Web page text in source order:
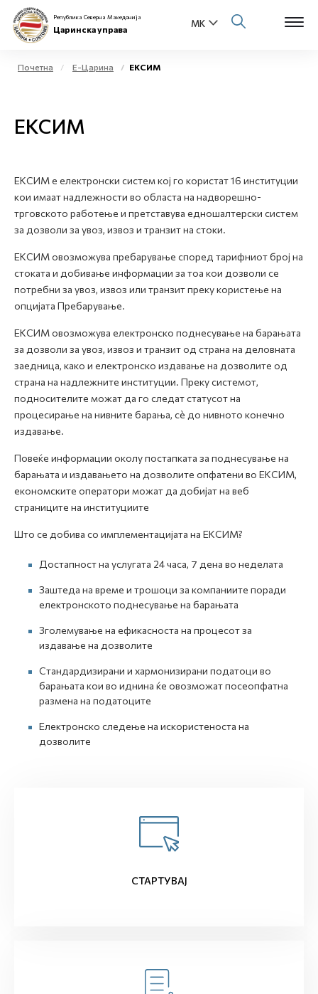
Бизнис заедница
Е-Царина
Република Северна Македонија
Царинска управа
Почетна Е-Царина ЕКСИМ
ЕКСИМ
ЕКСИМ e електронски систем кој го користат 16 институции
кои имаат надлежности во областа на надворешно-
трговското работење и претставува едношалтерски систем
за дозволи за увоз, извоз и транзит на стоки.
ЕКСИМ овозможува пребарување според тарифниот број на
стоката и добивање информации за тоа кои дозволи се
потребни за увоз, извоз или транзит преку користење на
опцијата Пребарување.
ЕКСИМ овозможува електронско поднесување на барањата
за дозволи за увоз, извоз и транзит од страна на деловната
заедница, како и електронско издавање на дозволите од
страна на надлежните институции. Преку системот,
подносителите можат да го следат статусот на
процесирање на нивните барања, сè до нивното конечно
издавање.
Повеќе информации околу постапката за поднесување на
барањата и издавањето на дозволите опфатени во ЕКСИМ,
економските оператори можат да добијат на веб
страниците на институциите
Што се добива со имплементацијата на ЕКСИМ?
Достапност на услугата 24 часа, 7 дена во неделата
Заштеда на време и трошоци за компаниите поради
електронското поднесување на барањата
Зголемување на ефикасноста на процесот за
издавање на дозволите
Стандардизирани и хармонизирани податоци во
барањата кои во иднина ќе овозможат посеопфатна
размена на податоците
Електронско следење на искористеноста на
дозволите
СТАРТУВАЈ